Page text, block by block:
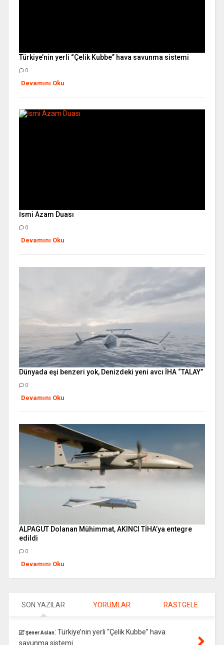
Türkiye’nin yerli “Çelik Kubbe” hava savunma sistemi
0
Devamını Oku
İsmi Azam Duası
0
Devamını Oku
Dünyada eşi benzeri yok, Denizdeki yeni avcı İHA “TALAY”
0
Devamını Oku
ALPAGUT Dolanan Mühimmat, AKINCI TİHA’ya entegre
edildi
0
Devamını Oku
SON YAZILAR YORUMLAR RASTGELE
Şener Aslan: Türkiye’nin yerli “Çelik Kubbe” hava
savunma sistemi